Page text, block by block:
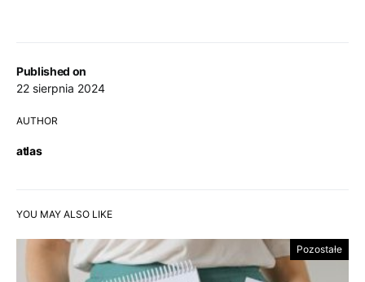
Published on
22 sierpnia 2024
AUTHOR
atlas
YOU MAY ALSO LIKE
Pozostałe